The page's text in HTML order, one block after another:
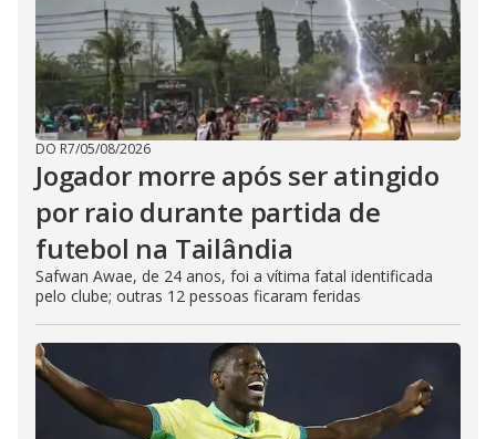
DO R7/05/08/2026
Jogador morre após ser atingido
por raio durante partida de
futebol na Tailândia
Safwan Awae, de 24 anos, foi a vítima fatal identificada
pelo clube; outras 12 pessoas ficaram feridas